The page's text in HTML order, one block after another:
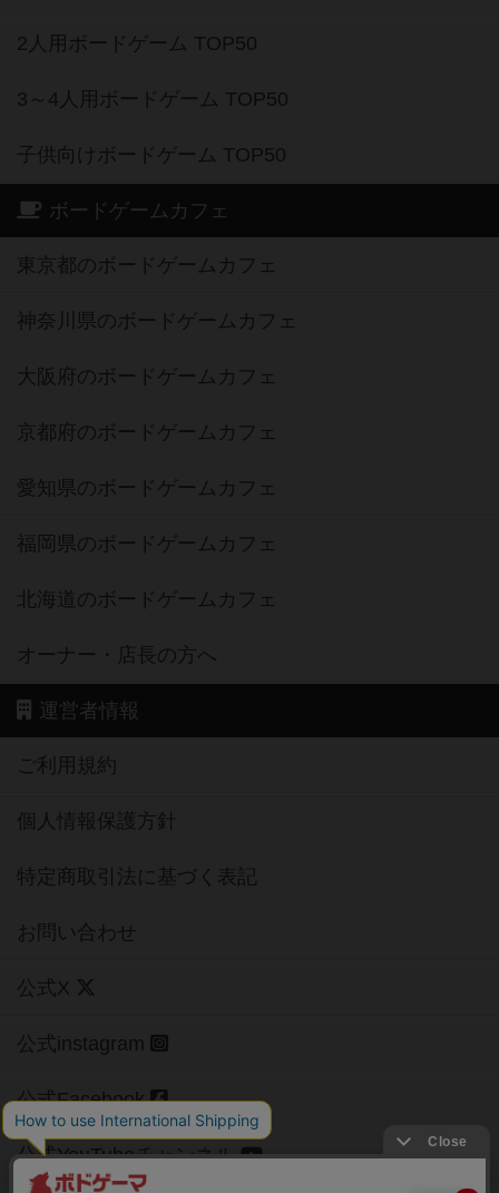
2人用ボードゲーム TOP50
3～4人用ボードゲーム TOP50
子供向けボードゲーム TOP50
ボードゲームカフェ
東京都のボードゲームカフェ
神奈川県のボードゲームカフェ
大阪府のボードゲームカフェ
京都府のボードゲームカフェ
愛知県のボードゲームカフェ
福岡県のボードゲームカフェ
北海道のボードゲームカフェ
オーナー・店長の方へ
運営者情報
ご利用規約
個人情報保護方針
特定商取引法に基づく表記
お問い合わせ
公式X
公式instagram
公式Facebook
公式YouTubeチャンネル